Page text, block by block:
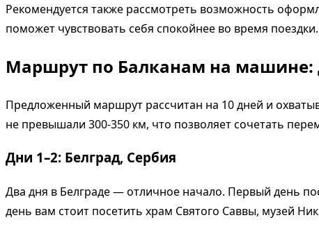
Рекомендуется также рассмотреть возможность
поможет чувствовать себя спокойнее во время
Маршрут по Балканам на машине:
Предложенный маршрут рассчитан на 10 дней и
не превышали 300-350 км, что позволяет сочетать
Дни 1–2: Белград, Сербия
Два дня в Белграде — отличное начало. Первый день
день вам стоит посетить храм Святого Саввы, музей